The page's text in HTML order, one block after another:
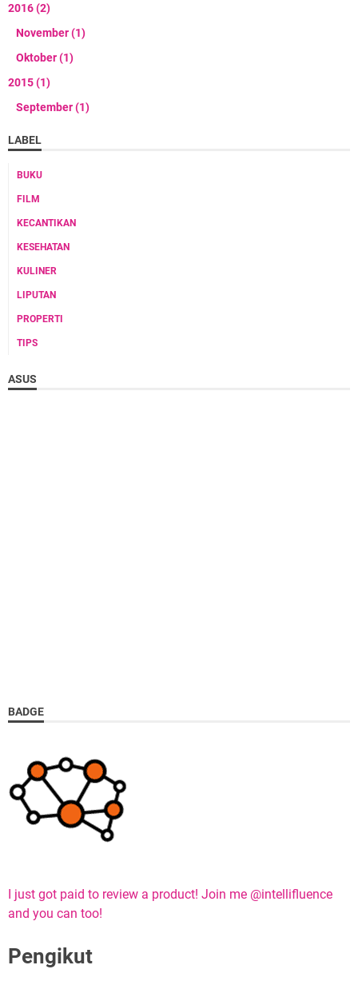
2016(2)
November(1)
Oktober(1)
2015(1)
September(1)
LABEL
BUKU
FILM
KECANTIKAN
KESEHATAN
KULINER
LIPUTAN
PROPERTI
TIPS
ASUS
BADGE
I just got paid to review a product! Join me @intellifluence
and you can too!
Pengikut